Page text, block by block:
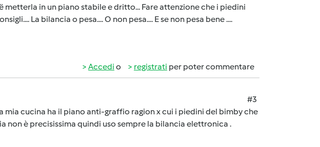
in un piano stabile e dritto... Fare attenzione che i piedini
La bilancia o pesa.... O non pesa.... E se non pesa bene ....
Accedi o registrati per poter commentare
#3
cucina ha il piano anti-graffio ragion x cui i piedini del bimby che
non è precisissima quindi uso sempre la bilancia elettronica .